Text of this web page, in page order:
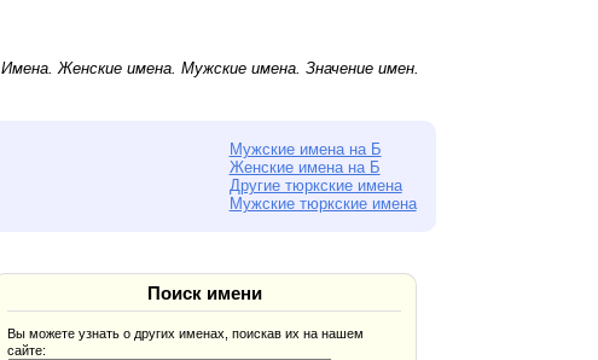
Имена.Женские имена.Мужские имена. Значение имен.
Мужские имена на Б
Женские имена на Б
Другие тюркские имена
Мужские тюркские имена
Поиск имени
Вы можете узнать о других именах, поискав их на нашем
сайте: